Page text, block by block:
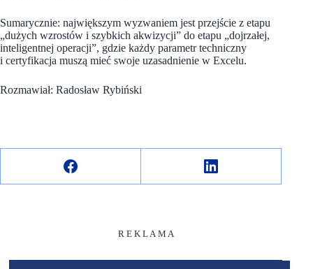
Sumarycznie: największym wyzwaniem jest przejście z etapu
„dużych wzrostów i szybkich akwizycji” do etapu „dojrzałej,
inteligentnej operacji”, gdzie każdy parametr techniczny
i certyfikacja muszą mieć swoje uzasadnienie w Excelu.
Rozmawiał: Radosław Rybiński
R E K L A M A